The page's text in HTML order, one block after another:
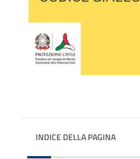
INDICE DELLA PAGINA